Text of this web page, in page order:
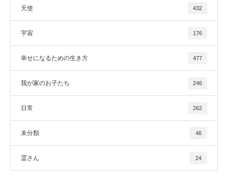
天使 432
宇宙 176
幸せになるための生き方 477
我が家のお子たち 246
日常 262
未分類 46
霊さん 24